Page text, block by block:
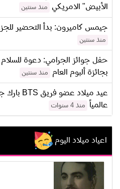
الأبيض" الامريكي
منذ سنتين
جيمس كاميرون: بدأ التحضير
منذ سنتين
حفل جوائز الجرامي: دعوة
بجائزة ألبوم العام
منذ سنتين
عالمياً
منذ 4 سنوات
اعياد ميلاد اليوم